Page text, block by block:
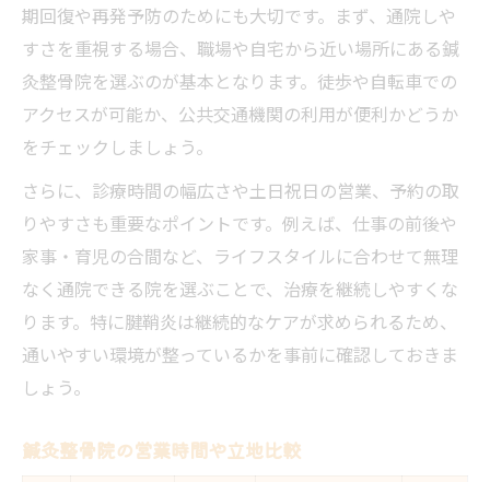
期回復や再発予防のためにも大切です。まず、通院しや
すさを重視する場合、職場や自宅から近い場所にある鍼
灸整骨院を選ぶのが基本となります。徒歩や自転車での
アクセスが可能か、公共交通機関の利用が便利かどうか
をチェックしましょう。
さらに、診療時間の幅広さや土日祝日の営業、予約の取
りやすさも重要なポイントです。例えば、仕事の前後や
家事・育児の合間など、ライフスタイルに合わせて無理
なく通院できる院を選ぶことで、治療を継続しやすくな
ります。特に腱鞘炎は継続的なケアが求められるため、
通いやすい環境が整っているかを事前に確認しておきま
しょう。
鍼灸整骨院の営業時間や立地比較